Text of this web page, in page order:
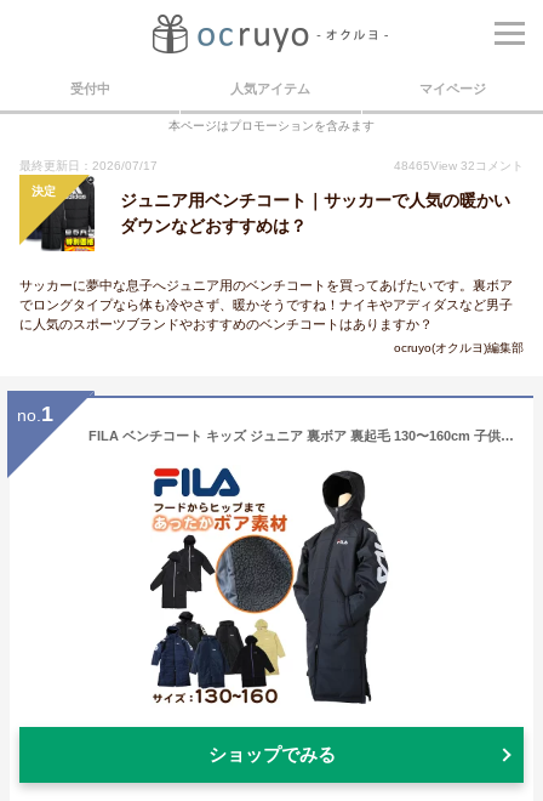
受付中 人気アイテム マイページ
本ページはプロモーションを含みます
最終更新日：2026/07/17 48465View 32 コメント
決定
ジュニア用ベンチコート｜サッカーで人気の暖かい
ダウンなどおすすめは？
サッカーに夢中な息子へジュニア用のベンチコートを買ってあげたいです。裏ボア
でロングタイプなら体も冷やさず、暖かそうですね！ナイキやアディダスなど男子
に人気のスポーツブランドやおすすめのベンチコートはありますか？
ocruyo(オクルヨ)編集部
no. 1
FILA ベンチコート キッズ ジュニア 裏ボア 裏起毛 130〜160cm 子供 アウター コート 子供服 冬服 男の子 女の子 子ども フード付き サッカー スポーツ 保温 防寒 暖かい 防寒着 130 140 150 160 フィラ (送料無料)
ショップでみる